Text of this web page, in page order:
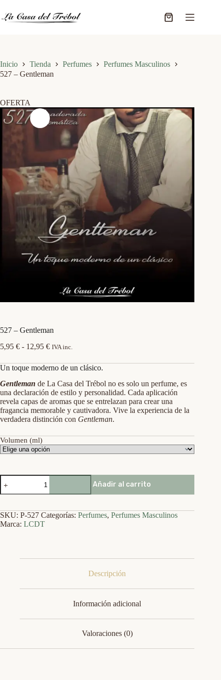
contenido
Carro
Inicio Tienda Perfumes
Perfumes Masculinos
527 – Gentleman
OFERTA
527 – Gentleman
5,95 € - 12,95 €Rango
precios:
desde
5,95 €
hasta
12,95 €
IVA inc.
Un toque moderno de un clásico.
Gentleman de La Casa del Trébol no es solo un perfume, es
una declaración de estilo y personalidad. Cada aplicación
revela capas de aromas que se entrelazan para crear una
fragancia memorable y cautivadora. Vive la experiencia de la
verdadera distinción con Gentleman.
Volumen (ml)
527
Gentleman
Añadir al carrito
SKU: P-527 Categorías: Perfumes, Perfumes Masculinos
Marca: LCDT
Descripción
Información adicional
Valoraciones (0)